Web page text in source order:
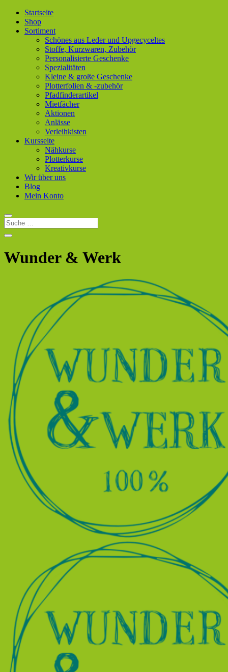
Startseite
Shop
Sortiment
Schönes aus Leder und Upgecyceltes
Stoffe, Kurzwaren, Zubehör
Personalisierte Geschenke
Spezialitäten
Kleine & große Geschenke
Plotterfolien & -zubehör
Pfadfinderartikel
Mietfächer
Aktionen
Anlässe
Verleihkisten
Kursseite
Nähkurse
Plotterkurse
Kreativkurse
Wir über uns
Blog
Mein Konto
Wunder & Werk